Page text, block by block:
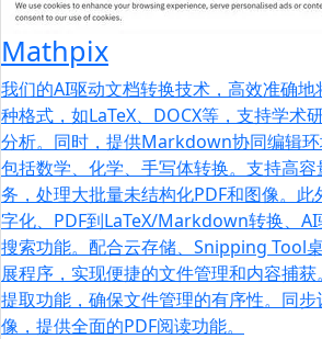
Mathpix
我们的AI驱动文档转换技术，高效准确地
种格式，如LaTeX、DOCX等，支持学术
分析。同时，提供Markdown协同编辑环
包括数学、化学、手写体转换。支持高容
务，处理大批量未结构化PDF和图像。
字化、PDF到LaTeX/Markdown转换、AI
搜索功能。配合云存储、Snipping Tool
展程序，实现便捷的文件管理和内容捕
提取功能，确保文件管理的有序性。同
像，提供全面的PDF阅读功能。